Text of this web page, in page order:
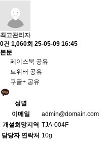
최고관리자
0건 1,060회 25-05-09 16:45
본문
페이스북 공유
트위터 공유
구글+ 공유
성별
이메일
admin@domain.com
개설희망지역 TJA-004F
담당자 연락처 10g